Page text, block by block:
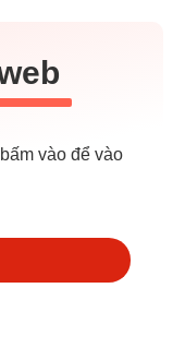
vào để vào